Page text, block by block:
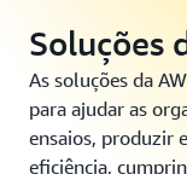
Soluções
As soluções da
para ajudar as
ensaios, produzir
eficiência,